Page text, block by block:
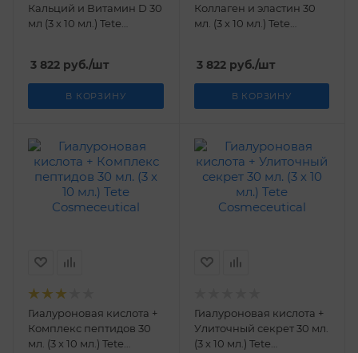
Кальций и Витамин D 30
мл (3 х 10 мл.) Tetе
3 822 руб./шт
В КОРЗИНУ
Коллаген и эластин 30
мл. (3 х 10 мл.) Tetе
3 822руб./шт
В КОРЗИНУ
Гиалуроновая кислота +
Комплекс пептидов 30
мл. (3 х 10 мл.) Tetе
Гиалуроновая кислота +
Улиточный секрет 30 мл.
(3 х 10 мл.) Tetе